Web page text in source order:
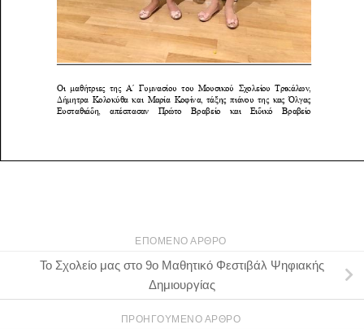
ΕΠΌΜΕΝΟ ΆΡΘΡΟ
Το Σχολείο μας στο 9ο Μαθητικό Φεστιβάλ Ψηφιακής
Δημιουργίας
ΠΡΟΗΓΟΎΜΕΝΟ ΆΡΘΡΟ